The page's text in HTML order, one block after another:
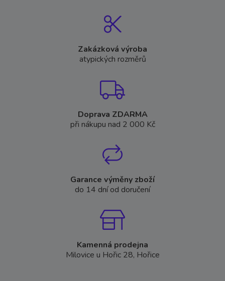
Zakázková výroba
atypických rozměrů
Doprava ZDARMA
při nákupu nad 2 000 Kč
Garance výměny zboží
do 14 dní od doručení
Kamenná prodejna
Milovice u Hořic 28, Hořice